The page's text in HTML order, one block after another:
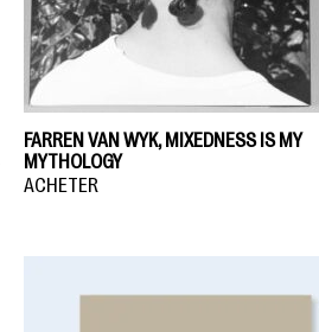
FARREN VAN WYK, MIXEDNESS IS MY
MYTHOLOGY
ACHETER